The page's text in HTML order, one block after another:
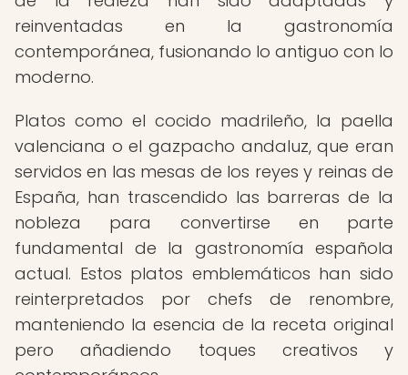
reinventadas en la gastronomía
contemporánea, fusionando lo antiguo con lo
moderno.
Platos como el cocido madrileño, la paella
valenciana o el gazpacho andaluz, que eran
servidos en las mesas de los reyes y reinas de
España, han trascendido las barreras de la
nobleza para convertirse en parte
fundamental de la gastronomía española
actual. Estos platos emblemáticos han sido
reinterpretados por chefs de renombre,
manteniendo la esencia de la receta original
pero añadiendo toques creativos y